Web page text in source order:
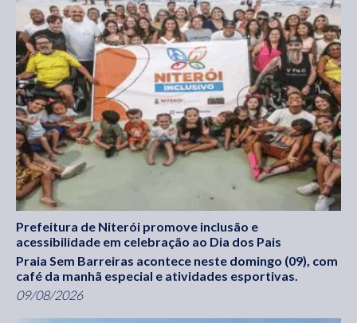
Prefeitura de Niterói promove inclusão e
acessibilidade em celebração ao Dia dos Pais
Praia Sem Barreiras acontece neste domingo (09), com
café da manhã especial e atividades esportivas.
09/08/2026